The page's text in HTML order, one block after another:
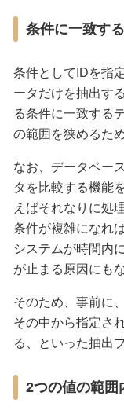
条件に一致す
条件としてIDを指
ータだけを抽出す
る条件に一致する
の範囲を狭めるた
なお、データベー
タを比較する機能
えばそれなりに処
条件が複雑になれ
システムが時間内
が止まる原因にも
そのため、事前に
その中から指定さ
る、といった抽出
2つの値の範囲